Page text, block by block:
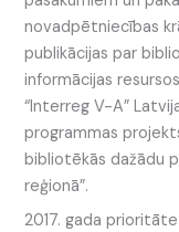
novadpētniecības
publikācijas par
informācijas
“Interreg V-A”
programmas
bibliotēkās dažādu
reģionā”.
2017. gada